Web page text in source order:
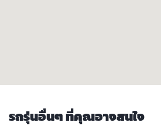
รถรุ่นอื่นๆ ที่คุณอาจสนใจ